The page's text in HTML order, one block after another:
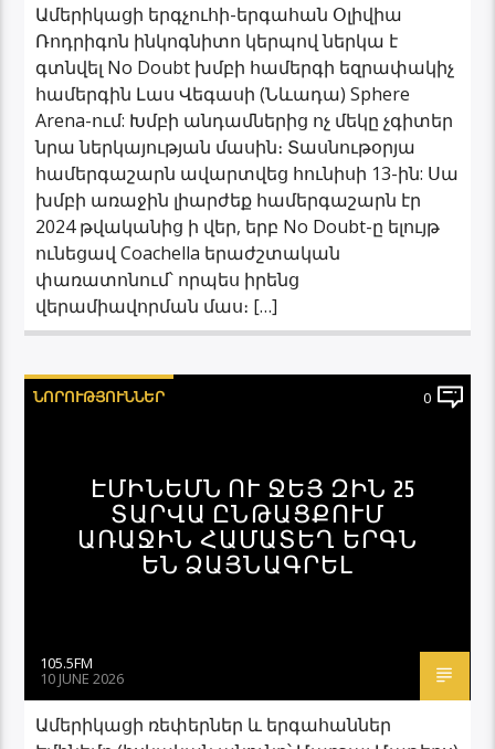
Ամերիկացի երգչուհի-երգահան Օլիվիա
Ռոդրիգոն ինկոգնիտո կերպով ներկա է
գտնվել No Doubt խմբի համերգի եզրափակիչ
համերգին Լաս Վեգասի (Նևադա) Sphere
Arena-ում: Խմբի անդամներից ոչ մեկը չգիտեր
նրա ներկայության մասին։ Տասնութօրյա
համերգաշարն ավարտվեց հունիսի 13-ին: Սա
խմբի առաջին լիարժեք համերգաշարն էր
2024 թվականից ի վեր, երբ No Doubt-ը ելույթ
ունեցավ Coachella երաժշտական ​​
փառատոնում՝ որպես իրենց
վերամիավորման մաս։ […]
ՆՈՐՈՒԹՅՈՒՆՆԵՐ 0
ԷՄԻՆԵՄՆ ՈՒ ՋԵՅ ԶԻՆ 25
ՏԱՐՎԱ ԸՆԹԱՑՔՈՒՄ
ԱՌԱՋԻՆ ՀԱՄԱՏԵՂ ԵՐԳՆ
ԵՆ ՁԱՅՆԱԳՐԵԼ
105.5FM
10 JUNE 2026
Ամերիկացի ռեփերներ և երգահաններ